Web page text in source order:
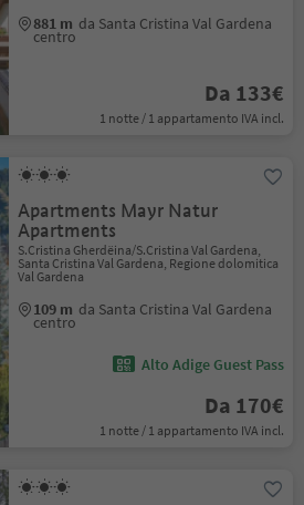
881 m da Santa Cristina Val Gardena
centro
Da 133€
1 notte / 1 appartamento IVA incl.
Apartments Mayr Natur
Apartments
S.Cristina Gherdëina/S.Cristina Val Gardena,
Santa Cristina Val Gardena, Regione dolomitica
Val Gardena
109 m da Santa Cristina Val Gardena
centro
Alto Adige Guest Pass
Da 170€
1 notte / 1 appartamento IVA incl.